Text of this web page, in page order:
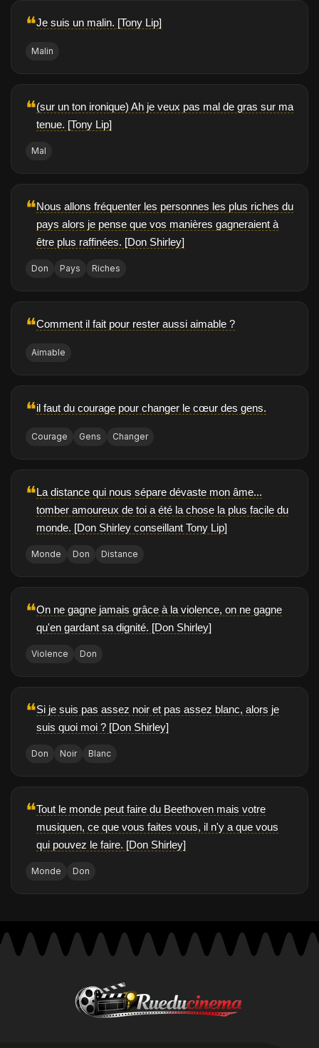
❝Je suis un malin. [Tony Lip]
Malin
❝(sur un ton ironique) Ah je veux pas mal de gras sur ma
tenue. [Tony Lip]
Mal
❝Nous allons fréquenter les personnes les plus riches du
pays alors je pense que vos manières gagneraient à
être plus raffinées. [Don Shirley]
Don Pays Riches
❝Comment il fait pour rester aussi aimable ?
Aimable
❝il faut du courage pour changer le cœur des gens.
Courage Gens Changer
❝La distance qui nous sépare dévaste mon âme...
tomber amoureux de toi a été la chose la plus facile du
monde. [Don Shirley conseillant Tony Lip]
Monde Don Distance
❝On ne gagne jamais grâce à la violence, on ne gagne
qu'en gardant sa dignité. [Don Shirley]
Violence Don
❝Si je suis pas assez noir et pas assez blanc, alors je
suis quoi moi ? [Don Shirley]
Don Noir Blanc
❝Tout le monde peut faire du Beethoven mais votre
musiquen, ce que vous faites vous, il n'y a que vous
qui pouvez le faire. [Don Shirley]
Monde Don